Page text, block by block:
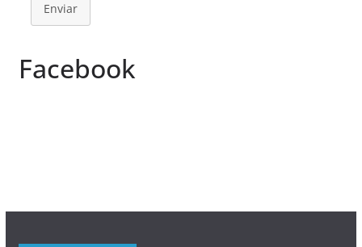
Enviar
Facebook